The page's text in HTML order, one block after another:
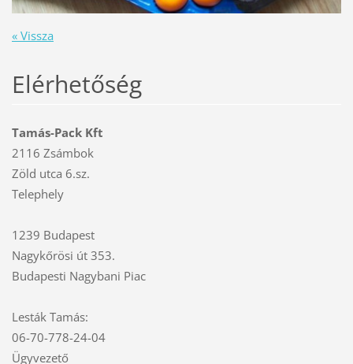
« Vissza
Elérhetőség
Tamás-Pack Kft
2116 Zsámbok
Zöld utca 6.sz.
Telephely
1239 Budapest
Nagykőrösi út 353.
Budapesti Nagybani Piac
Lesták Tamás:
06-70-778-24-04
Ügyvezető